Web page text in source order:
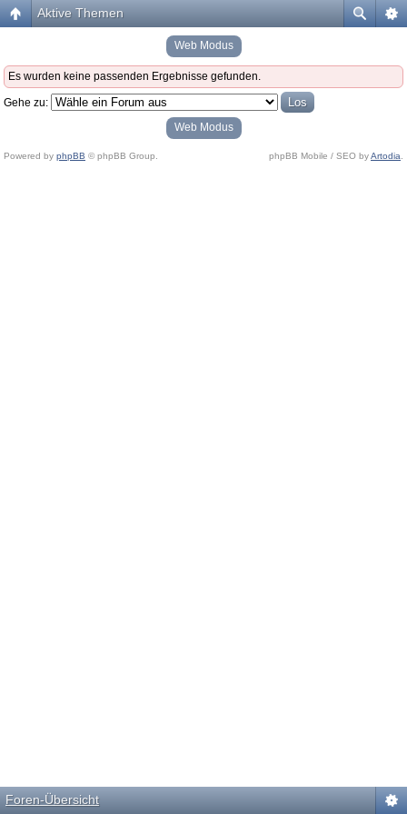
Aktive Themen
Web Modus
Es wurden keine passenden Ergebnisse gefunden.
Gehe zu:
Web Modus
Powered by phpBB © phpBB Group. phpBB Mobile / SEO byArtodia
Foren-Übersicht